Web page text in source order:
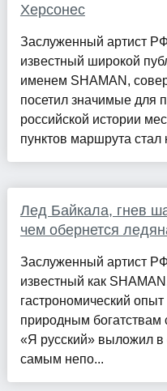
Херсонес
Заслуженный артист
известный широкой
именем SHAMAN,
посетил значимые для
российской истории
пунктов маршрута
Лед Байкала, гнев
чем обернется
Заслуженный артист
известный как
гастрономический
природным богатствам
«Я русский» выложил в
самым непо...